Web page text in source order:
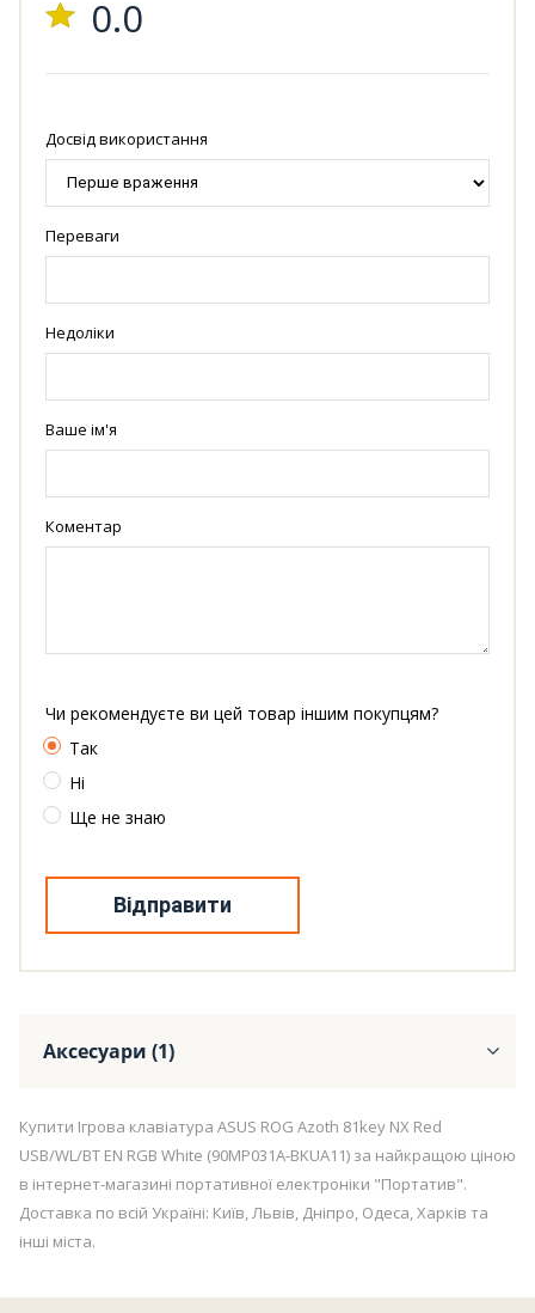
0.0
Досвід використання
Переваги
Недоліки
Ваше ім'я
Коментар
Чи рекомендуєте ви цей товар іншим покупцям?
Так
Ні
Ще не знаю
Відправити
Аксесуари (1)
Купити Ігрова клавіатура ASUS ROG Azoth 81key NX Red
USB/WL/BT EN RGB White (90MP031A-BKUA11) за найкращою ціною
в інтернет-магазині портативної електроніки "Портатив".
Доставка по всій Україні: Київ, Львів, Дніпро, Одеса, Харків та
інші міста.